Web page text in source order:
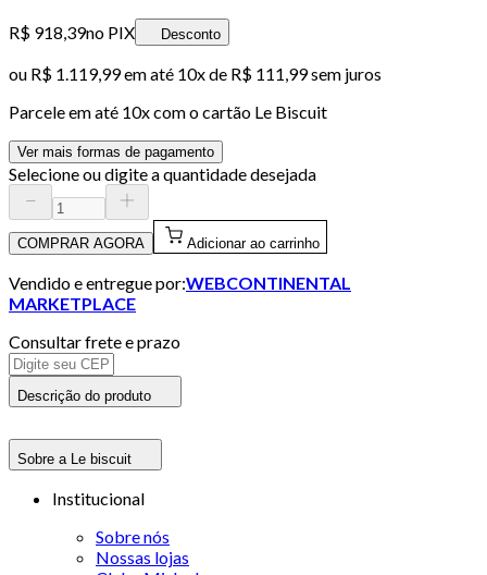
R$ 918,39no PIX Desconto
ou R$ 1.119,99em até 10x de R$ 111,99 sem juros
Parcele em até 10x com o cartão Le Biscuit
Ver mais formas de pagamento
Selecione ou digite a quantidade desejada
COMPRAR AGORA Adicionar ao carrinho
Vendido e entregue por:WEBCONTINENTAL
MARKETPLACE
Consultar frete e prazo
Descrição do produto
Sobre a Le biscuit
Institucional
Sobre nós
Nossas lojas